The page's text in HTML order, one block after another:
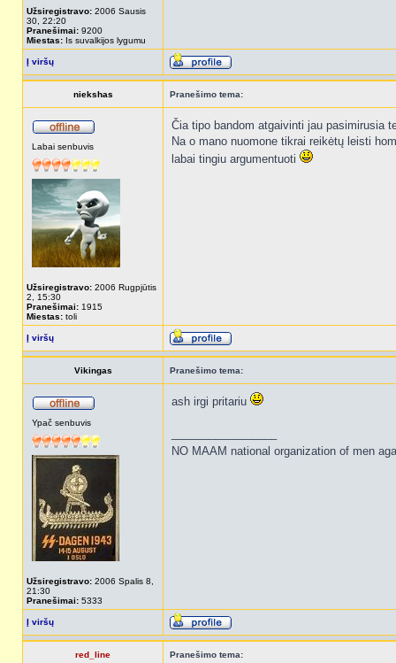
Užsiregistravo: 2006 Sausis
30, 22:20
Pranešimai: 9200
Miestas: Is suvalkijos lygumu
Į viršų
niekshas Pranešimo tema:
Labai senbuvis
Užsiregistravo: 2006 Rugpjūtis
2, 15:30
Pranešimai: 1915
Miestas: toli
Čia tipo bandom atgaivinti jau pasimirusia
Na o mano nuomone tikrai reikėtų leisti
labai tingiu argumentuoti
Į viršų
Vikingas Pranešimo tema:
Ypač senbuvis
Užsiregistravo: 2006 Spalis 8,
21:30
Pranešimai: 5333
ash irgi pritariu
NO MAAM national organization of men
Į viršų
red_line Pranešimo tema: